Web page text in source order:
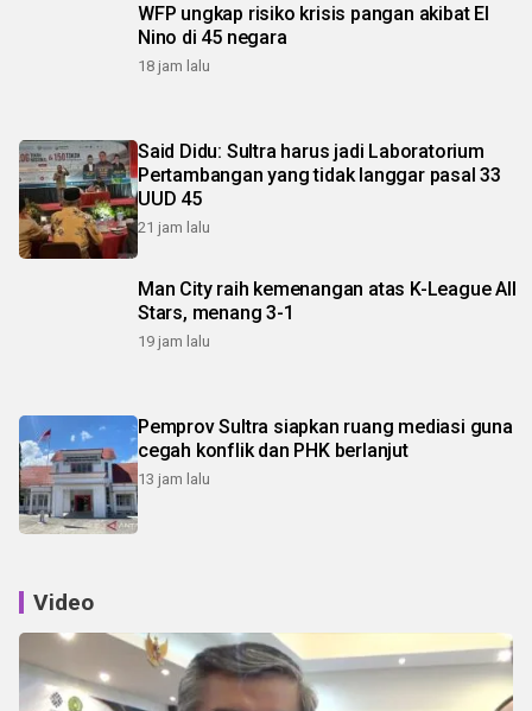
WFP ungkap risiko krisis pangan akibat El
Nino di 45 negara
18 jam lalu
Said Didu: Sultra harus jadi Laboratorium
Pertambangan yang tidak langgar pasal 33
UUD 45
21 jam lalu
Man City raih kemenangan atas K-League All
Stars, menang 3-1
19 jam lalu
Pemprov Sultra siapkan ruang mediasi guna
cegah konflik dan PHK berlanjut
13 jam lalu
Video